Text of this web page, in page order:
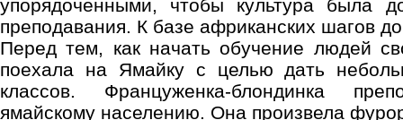
упорядоченными, чтобы культура была
преподавания. К базе африканских шагов
Перед тем, как начать обучение людей
поехала на Ямайку с целью дать
классов. Француженка-блондинка
ямайскому населению. Она произвела